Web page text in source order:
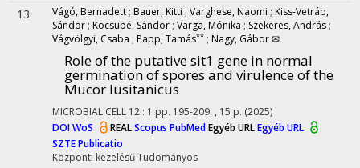
13 Vágó, Bernadett ; Bauer, Kitti ; Varghese, Naomi ; Kiss-Vetráb,
Sándor ; Kocsubé, Sándor ; Varga, Mónika ; Szekeres, András ;
Vágvölgyi, Csaba ; Papp, Tamás** ; Nagy, Gábor ✉
Role of the putative sit1 gene in normal
germination of spores and virulence of the
Mucor lusitanicus
MICROBIAL CELL 12 : 1 pp. 195-209. , 15 p. (2025)
DOIWoS REALScopus PubMedEgyéb URLEgyéb URL
SZTE Publicatio
Központi kezelésűTudományos